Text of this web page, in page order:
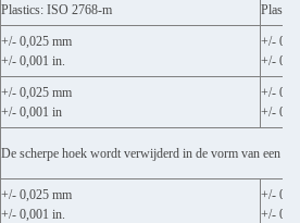
Plastics: ISO 2768-m
+/- 0,025 mm
+/- 0,001 in.
+/-
+/-
+/- 0,025 mm
+/- 0,001 in
+/-
+/-
De scherpe hoek wordt verwijderd in de vorm van een
+/- 0,025 mm
+/- 0,001 in.
+/-
+/-